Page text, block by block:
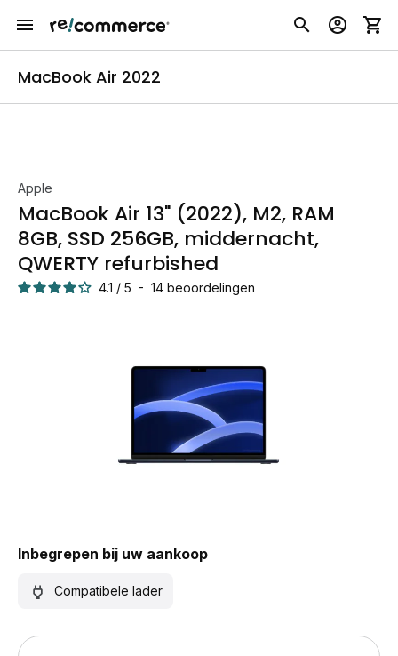
MacBook Air 2022
Apple
MacBook Air 13" (2022), M2, RAM
8GB, SSD 256GB, middernacht,
QWERTY refurbished
4.1 / 5 - 14 beoordelingen
Inbegrepen bij uw aankoop
Compatibele lader